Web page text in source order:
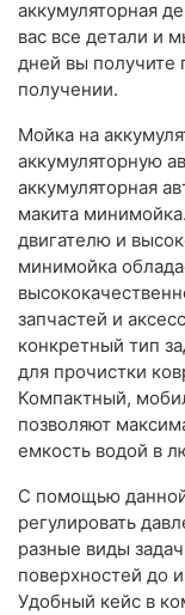
аккумуляторная
вас все детали и
дней вы получите
получении.
Мойка на
аккумуляторную
аккумуляторная
макита
двигателю и
минимойка
запчастей и
конкретный тип
для прочистки
Компактный,
позволяют
емкость водой в
С помощью
регулировать
разные виды
поверхностей до
Удобный кейс в